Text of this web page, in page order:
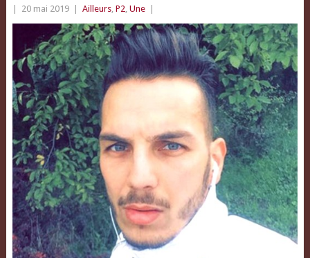
20 mai 2019 Ailleurs, P2, Une